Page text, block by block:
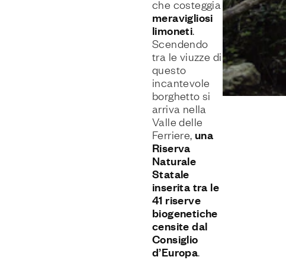
che costeggia
meravigliosi
limoneti
Scendendo
tra le viuzze di
questo
incantevole
borghetto si
arriva nella
Valle delle
Ferriere, una
Riserva
Naturale
Statale
inserita tra le
41 riserve
biogenetiche
censite dal
Consiglio
d’Europa